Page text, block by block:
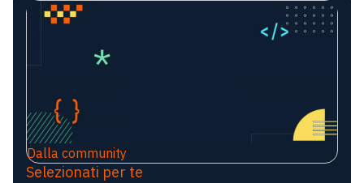
Dalla community
Selezionati per te